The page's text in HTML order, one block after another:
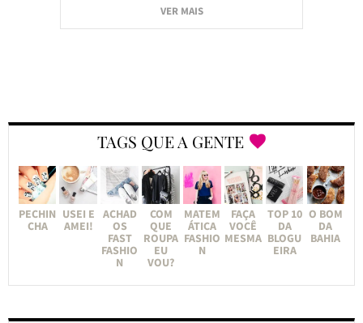
VER MAIS
TAGS QUE A GENTE
PECHIN
CHA
USEI E
AMEI!
ACHAD
OS
FAST
FASHIO
N
COM
QUE
ROUPA
EU
VOU?
MATEM
ÁTICA
FASHIO
N
FAÇA
VOCÊ
MESMA
TOP 10
DA
BLOGU
EIRA
O BOM
DA
BAHIA